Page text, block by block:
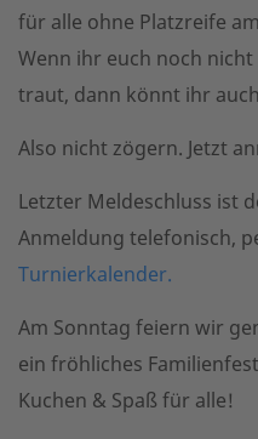
für alle ohne Platzreife
Wenn ihr euch noch
traut, dann könnt ihr
Also nicht zögern. Jetzt
Letzter Meldeschluss ist
Anmeldung telefonisch,
Turnierkalender.
Am Sonntag feiern wir
ein fröhliches
Kuchen & Spaß für alle!